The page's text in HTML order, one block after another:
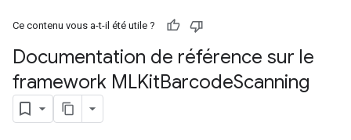
Ce contenu vous a-t-il été utile ?
Documentation de référence sur le
framework MLKitBarcodeScanning